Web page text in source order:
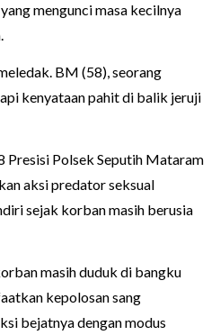
mengunci masa kecilnya
BM (58), seorang
kenyataan pahit di balik jeruji
Presisi Polsek Seputih Mataram
aksi predator seksual
sejak korban masih berusia
masih duduk di bangku
kepolosan sang
bejatnya dengan modus